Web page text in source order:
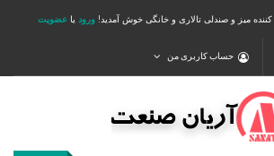
کننده میز و صندلی تالاری و خانگی خوش آمدید! ورود یا عضویت
حساب کاربری من